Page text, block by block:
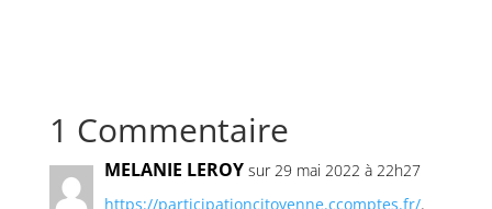
1 Commentaire
MELANIE LEROY sur 29 mai 2022 à 22h27
https://participationcitoyenne.ccomptes.fr/.